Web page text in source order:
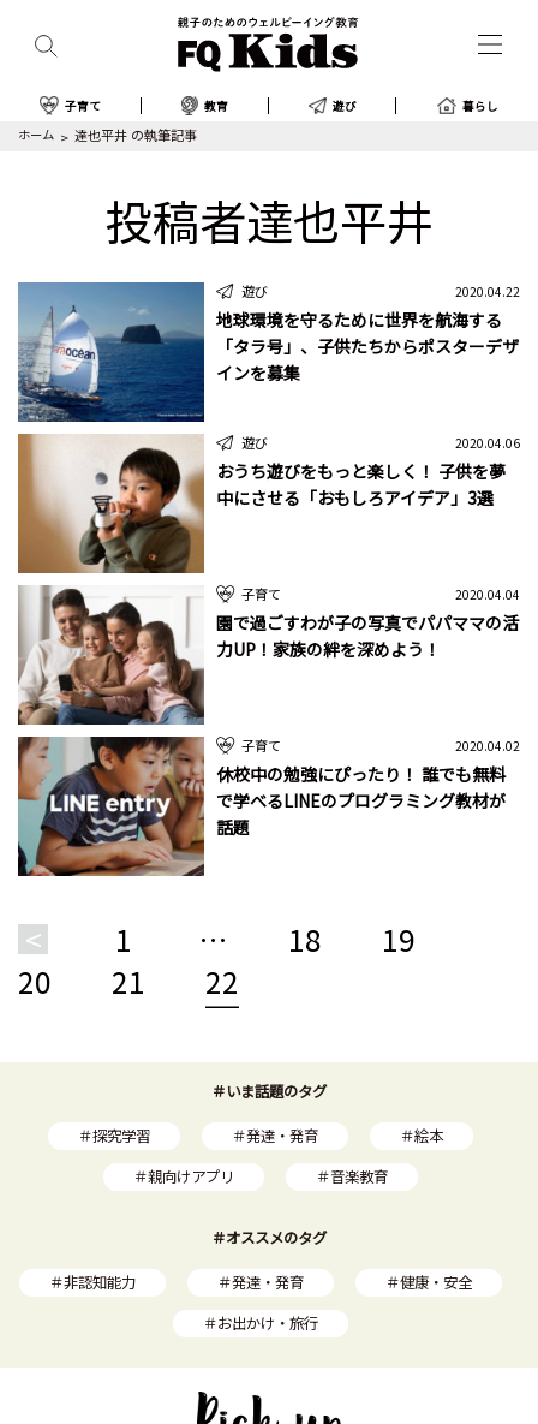
子育て 教育 遊び 暮らし
ホーム 達也平井 の執筆記事
投稿者達也平井
遊び 2020.04.22
地球環境を守るために世界を航海する
「タラ号」、子供たちからポスターデザ
インを募集
遊び 2020.04.06
おうち遊びをもっと楽しく！ 子供を夢
中にさせる「おもしろアイデア」3選
子育て 2020.04.04
園で過ごすわが子の写真でパパママの活
力UP！家族の絆を深めよう！
子育て 2020.04.02
休校中の勉強にぴったり！ 誰でも無料
で学べるLINEのプログラミング教材が
話題
< 1 … 18
19
20
21 22
＃いま話題のタグ
＃探究学習 ＃発達・発育
＃絵本
＃親向けアプリ
＃音楽教育
＃オススメのタグ
＃非認知能力 ＃発達・発育
＃健康・安全
＃お出かけ・旅行